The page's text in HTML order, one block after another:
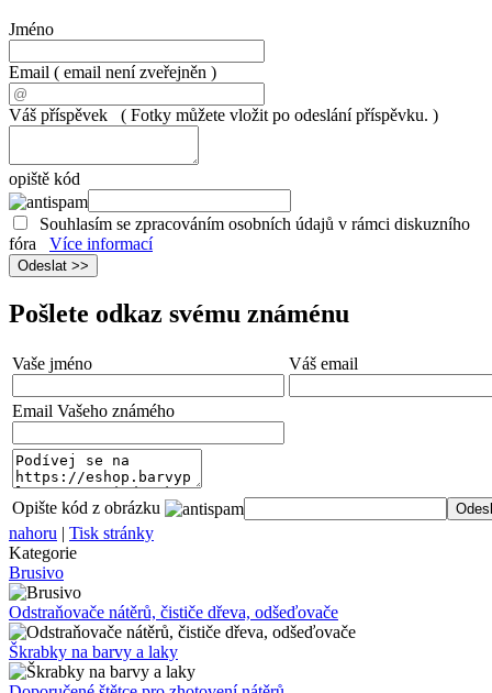
Jméno
Email ( email není zveřejněn )
Váš příspěvek ( Fotky můžete vložit po odeslání příspěvku. )
opiště kód
Souhlasím se zpracováním osobních údajů v rámci diskuzního
fóra
Více informací
Pošlete odkaz svému známénu
Vaše jméno Váš email
Email Vašeho známého
Opište kód z obrázku
nahoru | Tisk stránky
Kategorie
Brusivo
Odstraňovače nátěrů, čističe dřeva, odšeďovače
Škrabky na barvy a laky